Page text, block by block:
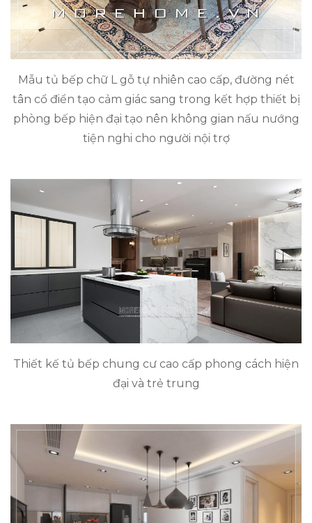
Mẫu tủ bếp chữ L gỗ tự nhiên cao cấp, đường nét
tân cổ điển tạo cảm giác sang trong kết hợp thiết bị
phòng bếp hiện đại tạo nên không gian nấu nướng
tiện nghi cho người nội trợ
Thiết kế tủ bếp chung cư cao cấp phong cách hiện
đại và trẻ trung